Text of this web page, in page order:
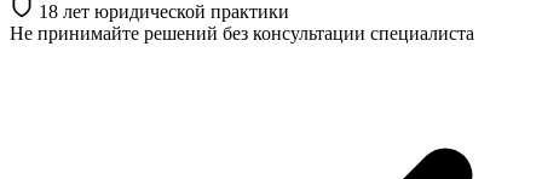
18 лет юридической практики
Не принимайте решений без консультации специалиста